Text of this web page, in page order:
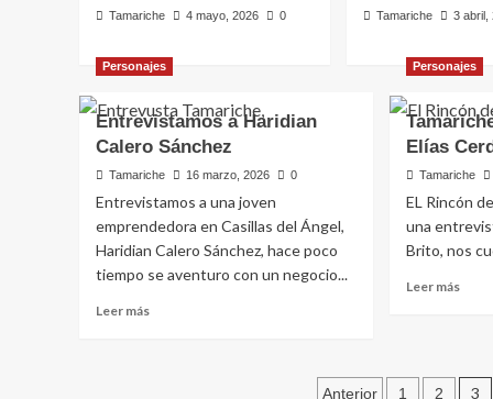
Personajes
Entrevista de Marta
León,Víveres Taro
Tamariche 4 mayo, 2026 0 Tamariche 3 abril,
Personajes
Entrevistamos a Haridian
Calero Sánchez
Tamariche 16 marzo, 2026 0
Entrevistamos a una joven
emprendedora en Casillas del Ángel,
Haridian Calero Sánchez, hace poco
tiempo se aventuro con un negocio...
Leer más
Personajes
Elías
Tamariche
EL Rincón
una
Brito, nos
Leer más
Anterior 1 2 3